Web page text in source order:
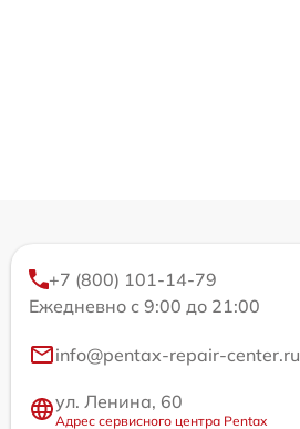
+7 (800) 101-14-79
Ежедневно с 9:00 до 21:00
info@pentax-repair-center.ru
ул. Ленина, 60
Адрес сервисного центра Pentax